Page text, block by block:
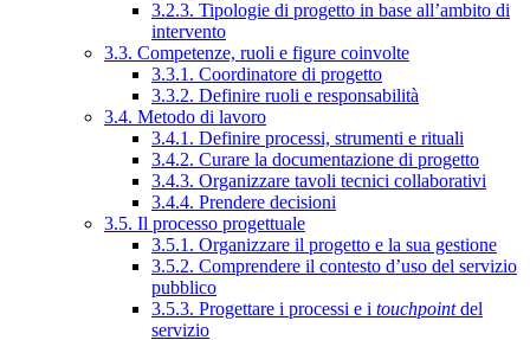
3.2.3. Tipologie di progetto in base all’ambito di
intervento
3.3. Competenze, ruoli e figure coinvolte
3.3.1. Coordinatore di progetto
3.3.2. Definire ruoli e responsabilità
3.4. Metodo di lavoro
3.4.1. Definire processi, strumenti e rituali
3.4.2. Curare la documentazione di progetto
3.4.3. Organizzare tavoli tecnici collaborativi
3.4.4. Prendere decisioni
3.5. Il processo progettuale
3.5.1. Organizzare il progetto e la sua gestione
3.5.2. Comprendere il contesto d’uso del servizio
pubblico
3.5.3. Progettare i processi e i touchpointdel
servizio